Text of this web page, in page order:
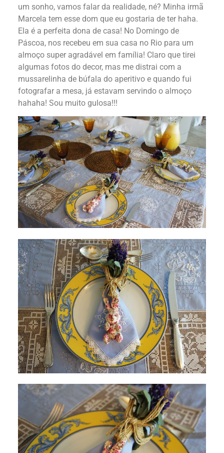
um sonho, vamos falar da realidade, né? Minha irmã
Marcela tem esse dom que eu gostaria de ter haha.
Ela é a perfeita dona de casa! No Domingo de
Páscoa, nos recebeu em sua casa no Rio para um
almoço super agradável em família! Claro que tirei
algumas fotos do decor, mas me distrai com a
mussarelinha de búfala do aperitivo e quando fui
fotografar a mesa, já estavam servindo o almoço
hahaha! Sou muito gulosa!!!